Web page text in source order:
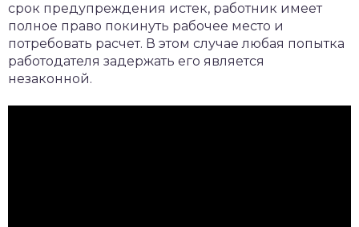
срок предупреждения истек, работник имеет
полное право покинуть рабочее место и
потребовать расчет. В этом случае любая попытка
работодателя задержать его является
незаконной.